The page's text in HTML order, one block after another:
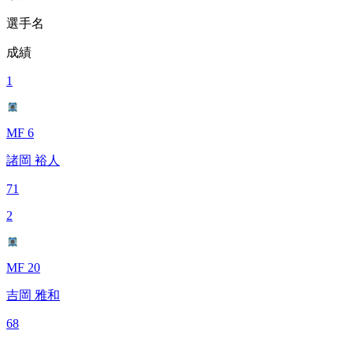
選手名
成績
1
MF 6
諸岡 裕人
71
2
MF 20
吉岡 雅和
68